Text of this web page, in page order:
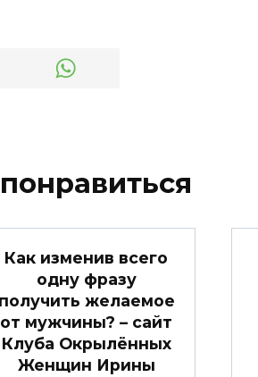
Как изменив всего
одну фразу
получить желаемое
от мужчины? – сайт
Клуба Окрылённых
Женщин Ирины